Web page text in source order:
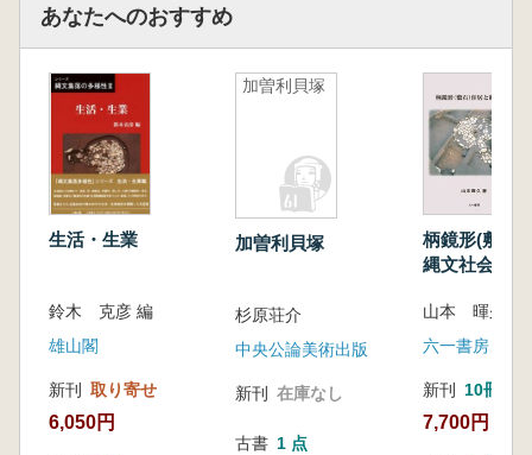
あなたへのおすすめ
生活・生業
鈴木 克彦 編
雄山閣
新刊 取り寄せ
6,050円
加曽利貝塚
加曽利貝塚
杉原荘介
中央公論美術出版
新刊 在庫なし
古書 1 点
柄鏡形(敷石)
縄文社会
山本 暉久 著
六一書房
新刊 10冊以上
7,700円